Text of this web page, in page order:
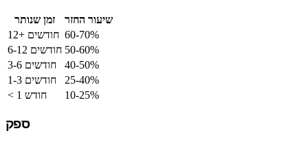
זמן שנותר
שיעור החזר
12+ חודשים 60-70%
6-12 חודשים 50-60%
3-6 חודשים
40-50%
1-3 חודשים
25-40%
< 1 חודש
10-25%
ספק